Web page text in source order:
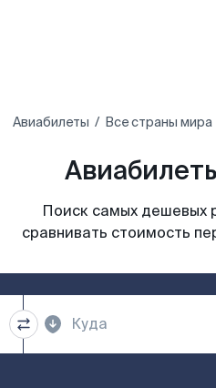
Авиабилеты Все страны мира
Поиск самых дешевых
сравнивать стоимость